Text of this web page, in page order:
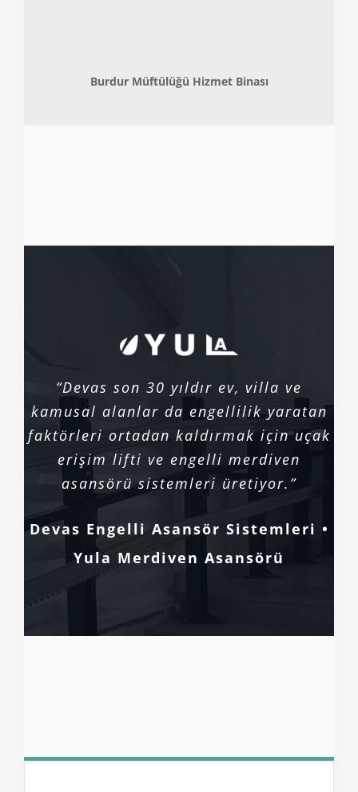
Burdur Müftülüğü Hizmet Binası
“Devas son 30 yıldır ev, villa ve
kamusal alanlar da engellilik yaratan
faktörleri ortadan kaldırmak için uçak
erişim lifti ve engelli merdiven
asansörü sistemleri üretiyor.”
Devas Engelli Asansör Sistemleri •
Yula Merdiven Asansörü